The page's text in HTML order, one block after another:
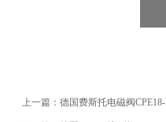
上一篇： 德国费斯托电磁阀